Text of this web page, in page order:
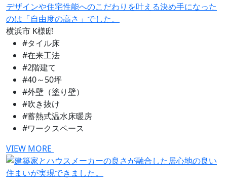
デザインや住宅性能へのこだわりを叶える決め手になった
のは「自由度の高さ」でした。
横浜市 K様邸
#タイル床
#在来工法
#2階建て
#40～50坪
#外壁（塗り壁）
#吹き抜け
#蓄熱式温水床暖房
#ワークスペース
VIEW MORE